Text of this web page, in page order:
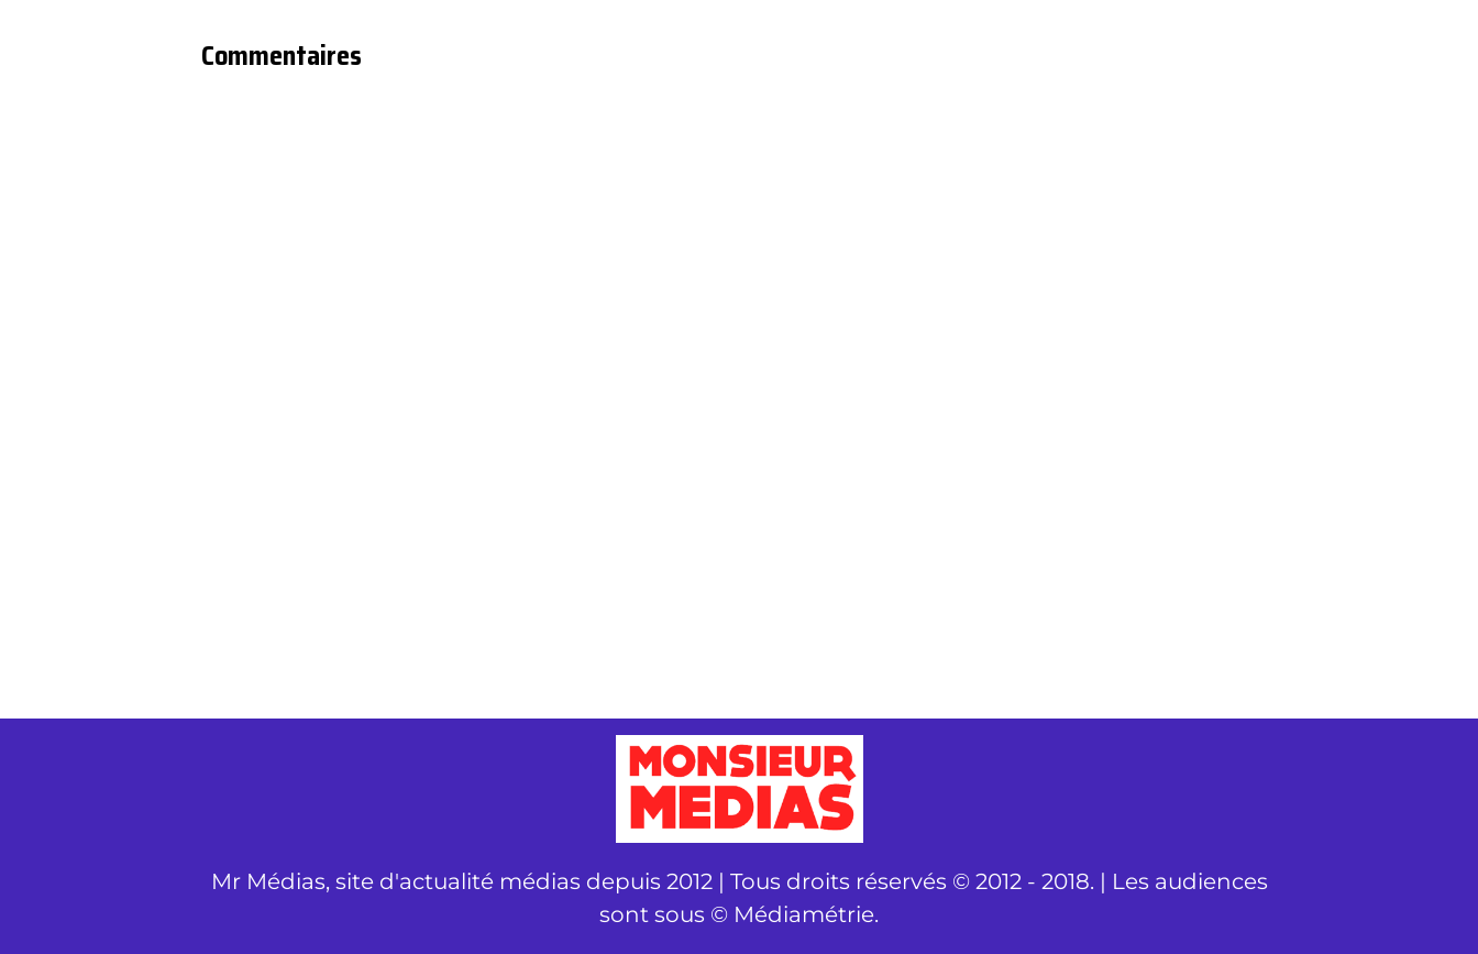
Commentaires
Mr Médias, site d'actualité médias depuis 2012 | Tous droits réservés © 2012 - 2018. | Les audiences
sont sous © Médiamétrie.